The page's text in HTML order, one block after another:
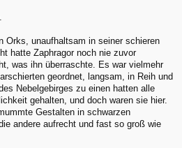
Orks, unaufhaltsam in seiner schieren
hatte Zaphragor noch nie zuvor
was ihn überraschte. Es war vielmehr
geordnet, langsam, in Reih und
Nebelgebirges zu einen hatten alle
gehalten, und doch waren sie hier.
Gestalten in schwarzen
andere aufrecht und fast so groß wie